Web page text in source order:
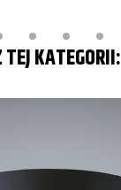
KATEGORII: